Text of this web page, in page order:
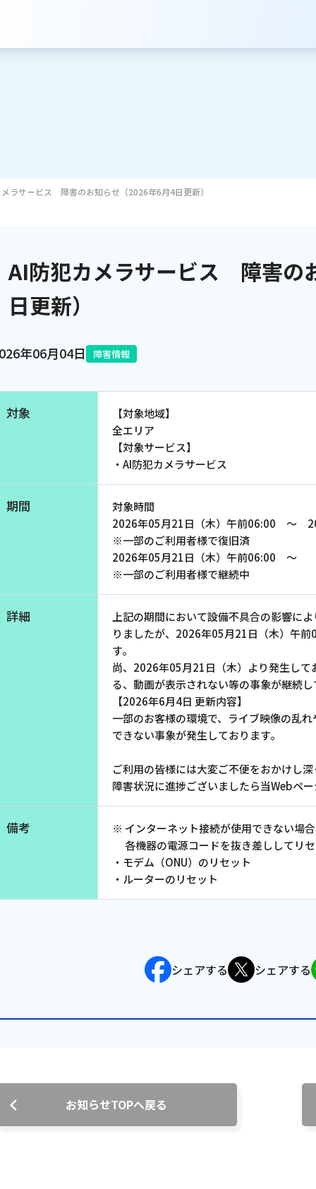
サービスのご案内
動画配信
お電話でのお問い合わせ
受付時間：9:30〜18:00 年中無休
Webメール
会社案内
お知らせ
安全・安心ガイド 放
ラサービス 障害のお知らせ（2026年6月4日更新）
AI防犯カメラサービス 障害の
日更新）
年06月04日 障害情報
対象
【対象地域】
全エリア
【対象サービス】
・AI防犯カメラサービス
期間
対象時間
2026年05月21日（木）午前06:00 ～
※一部のご利用者様で復旧済
2026年05月21日（木）午前06:00 ～
※一部のご利用者様で継続中
詳細
上記の期間において設備不具合の影響に
りましたが、2026年05月21日（木）午
す。
尚、2026年05月21日（木）より発生し
る、動画が表示されない等の事象が継続
【2026年6月4日 更新内容】
一部のお客様の環境で、ライブ映像の乱
できない事象が発生しております。
ご利用の皆様には大変ご不便をおかけし
障害状況に進捗ございましたら当Webペ
備考
※ インターネット接続が使用できない場
各機器の電源コードを抜き差ししてリ
・モデム（ONU）のリセット
・ルーターのリセット
シェアする シェアする
お知らせTOPへ戻る